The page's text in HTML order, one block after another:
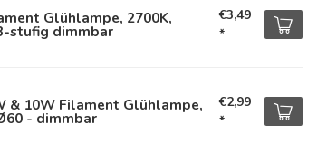
Glühlampe, 2700K,
stufig dimmbar
€3,49
*
& 10W Filament Glühlampe,
- dimmbar
€2,99
*